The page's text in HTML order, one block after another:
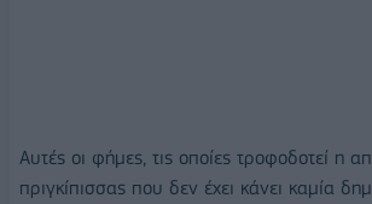
Αυτές οι φήμες, τις οποίες τροφοδοτεί η
πριγκίπισσας που δεν έχει κάνει καμία